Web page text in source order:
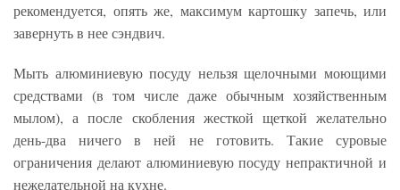
рекомендуется, опять же, максимум картошку запечь, или
завернуть в нее сэндвич.
Мыть алюминиевую посуду нельзя щелочными моющими
средствами (в том числе даже обычным хозяйственным
мылом), а после скобления жесткой щеткой желательно
день-два ничего в ней не готовить. Такие суровые
ограничения делают алюминиевую посуду непрактичной и
нежелательной на кухне.